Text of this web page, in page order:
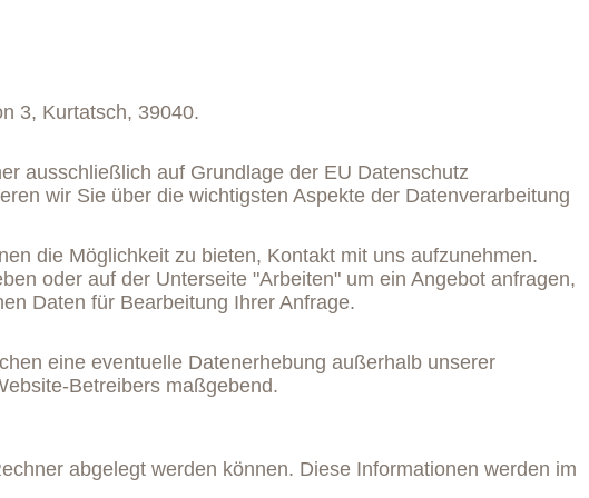
3, Kurtatsch, 39040.
ausschließlich auf Grundlage der EU Datenschutz
wir Sie über die wichtigsten Aspekte der Datenverarbeitung
die Möglichkeit zu bieten, Kontakt mit uns aufzunehmen.
oder auf der Unterseite "Arbeiten" um ein Angebot anfragen,
Daten für Bearbeitung Ihrer Anfrage.
eine eventuelle Datenerhebung außerhalb unserer
Betreibers maßgebend.
abgelegt werden können. Diese Informationen werden im